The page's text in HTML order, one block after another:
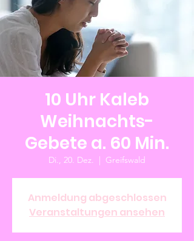
10 Uhr Kaleb
Weihnachts-
Gebete a. 60 Min.
Di., 20. Dez.
  |
Greifswald
Anmeldung abgeschlossen
Veranstaltungen ansehen